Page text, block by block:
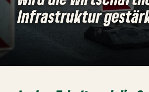
Infrastruktur